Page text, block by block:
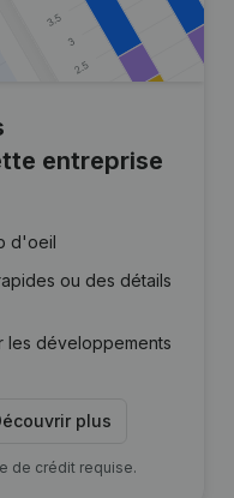
entreprise
d'oeil
ou des détails
les développements
plus
de crédit requise.